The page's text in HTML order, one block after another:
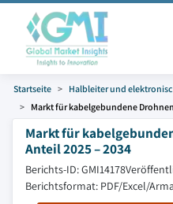
Startseite Halbleiter und
Markt für kabelgebundene Drohnen
Markt für
Anteil 2025 – 2034
Berichts-ID: GMI14178
Berichtsformat: PDF/Excel/